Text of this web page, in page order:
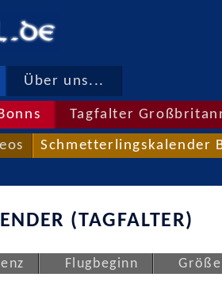
Über uns...
Tagfalter
Schmetterlingskalender
(TAGFALTER)
Flugbeginn Größe